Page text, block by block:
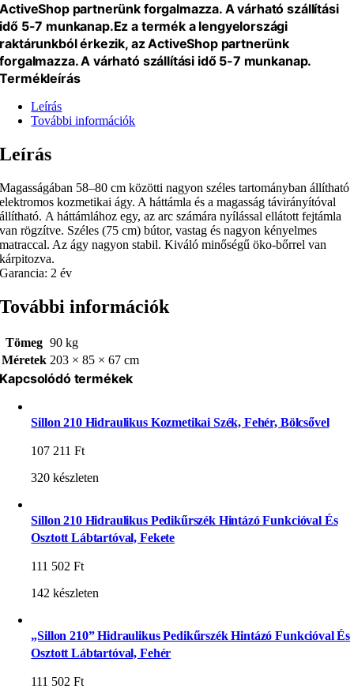
ActiveShop partnerünk forgalmazza. A várható szállítási
idő 5-7 munkanap.Ez a termék a lengyelországi
raktárunkból érkezik, az ActiveShop partnerünk
forgalmazza. A várható szállítási idő 5-7 munkanap.
Termékleírás
Leírás
További információk
Leírás
Magasságában 58–80 cm közötti nagyon széles tartományban állítható
elektromos kozmetikai ágy. A háttámla és a magasság távirányítóval
állítható. A háttámlához egy, az arc számára nyílással ellátott fejtámla
van rögzítve. Széles (75 cm) bútor, vastag és nagyon kényelmes
matraccal. Az ágy nagyon stabil. Kiváló minőségű öko-bőrrel van
kárpitozva.
Garancia: 2 év
További információk
Tömeg 90 kg
Méretek 203 × 85 × 67 cm
Kapcsolódó termékek
Sillon 210 Hidraulikus Kozmetikai Szék, Fehér, Bölcsővel
107 211Ft
320 készleten
Sillon 210 Hidraulikus Pedikűrszék Hintázó Funkcióval És
Osztott Lábtartóval, Fekete
111 502Ft
142 készleten
„Sillon 210” Hidraulikus Pedikűrszék Hintázó Funkcióval És
Osztott Lábtartóval, Fehér
111 502Ft